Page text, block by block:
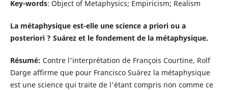
Key-words: Object of Metaphysics; Empiricism; Realism
La métaphysique est-elle une science a priori ou a
posteriori ? Suárez et le fondement de la métaphysique.
Résumé: Contre l'interprétation de François Courtine, Rolf
Darge affirme que pour Francisco Suárez la métaphysique
est une science qui traite de l'étant compris non comme ce